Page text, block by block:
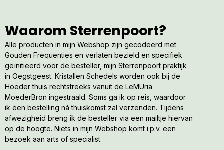
Waarom Sterrenpoort?
Alle producten in mijn Webshop zijn gecodeerd met
Gouden Frequenties en verlaten bezield en specifiek
geïnitieerd voor de besteller, mijn Sterrenpoort praktijk
in Oegstgeest. Kristallen Schedels worden ook bij de
Hoeder thuis rechtstreeks vanuit de LeMUria
MoederBron ingestraald. Soms ga ik op reis, waardoor
ik een bestelling ná thuiskomst zal verzenden. Tijdens
afwezigheid breng ik de besteller via een mailtje hiervan
op de hoogte. Niets in mijn Webshop komt i.p.v. een
bezoek aan arts of specialist.